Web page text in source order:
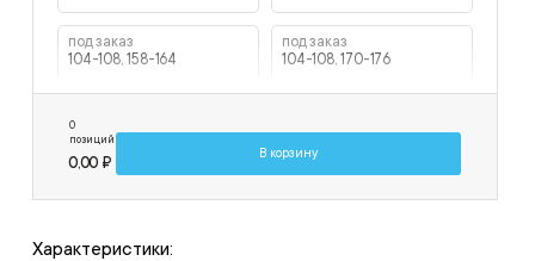
под заказ
104-108, 158-164
под заказ
104-108, 170-176
112-116, 158-164
112-116, 170-176
0
позиций
0,00 ₽
В корзину
Характеристики: